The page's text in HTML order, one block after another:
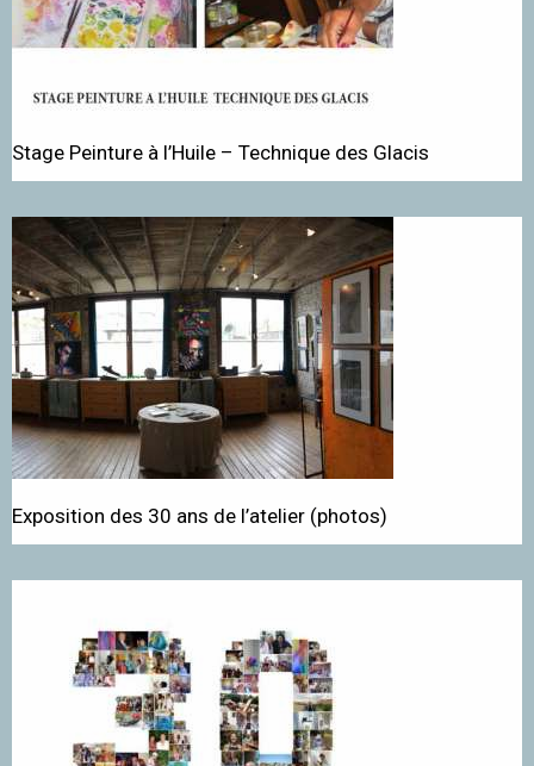
Stage Peinture à l’Huile – Technique des Glacis
Exposition des 30 ans de l’atelier (photos)